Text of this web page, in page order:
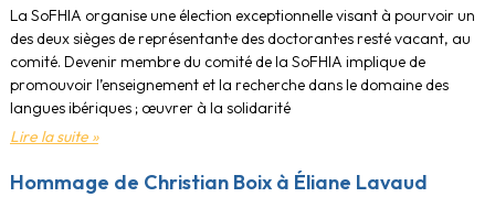
La SoFHIA organise une élection exceptionnelle visant à pourvoir un
des deux sièges de représentant·e des doctorant·es resté vacant, au
comité. Devenir membre du comité de la SoFHIA implique de
promouvoir l’enseignement et la recherche dans le domaine des
langues ibériques ; œuvrer à la solidarité
Lire la suite »
Hommage de Christian Boix à Éliane Lavaud